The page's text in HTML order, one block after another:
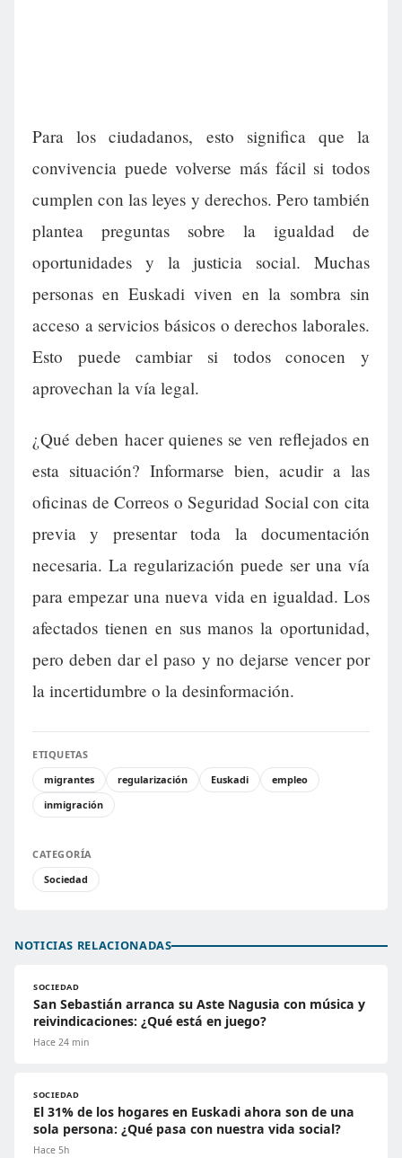
Para los ciudadanos, esto significa que la
convivencia puede volverse más fácil si todos
cumplen con las leyes y derechos. Pero también
plantea preguntas sobre la igualdad de
oportunidades y la justicia social. Muchas
personas en Euskadi viven en la sombra sin
acceso a servicios básicos o derechos laborales.
Esto puede cambiar si todos conocen y
aprovechan la vía legal.
¿Qué deben hacer quienes se ven reflejados en
esta situación? Informarse bien, acudir a las
oficinas de Correos o Seguridad Social con cita
previa y presentar toda la documentación
necesaria. La regularización puede ser una vía
para empezar una nueva vida en igualdad. Los
afectados tienen en sus manos la oportunidad,
pero deben dar el paso y no dejarse vencer por
la incertidumbre o la desinformación.
ETIQUETAS
migrantes
regularización Euskadi
empleo
inmigración
CATEGORÍA
Sociedad
NOTICIAS RELACIONADAS
SOCIEDAD
San Sebastián arranca su Aste Nagusia con música y
reivindicaciones: ¿Qué está en juego?
Hace 24 min
SOCIEDAD
El 31% de los hogares en Euskadi ahora son de una
sola persona: ¿Qué pasa con nuestra vida social?
Hace 5h